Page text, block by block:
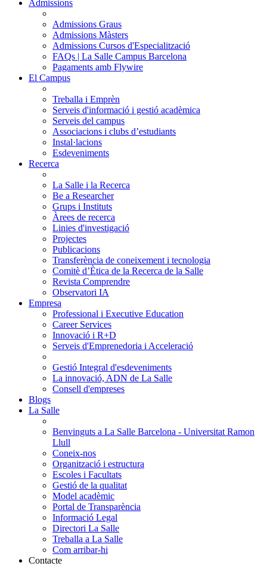
Admissions
Admissions Graus
Admissions Màsters
Admissions Cursos d'Especialització
FAQs | La Salle Campus Barcelona
Pagaments amb Flywire
El Campus
Treballa i Emprèn
Serveis d'informació i gestió acadèmica
Serveis del campus
Associacions i clubs d’estudiants
Instal·lacions
Esdeveniments
Recerca
La Salle i la Recerca
Be a Researcher
Grups i Instituts
Àrees de recerca
Linies d'investigació
Projectes
Publicacions
Transferència de coneixement i tecnologia
Comitè d’Ètica de la Recerca de la Salle
Revista Comprendre
Observatori IA
Empresa
Professional i Executive Education
Career Services
Innovació i R+D
Serveis d'Emprenedoria i Acceleració
Gestió Integral d'esdeveniments
La innovació, ADN de La Salle
Consell d'empreses
Blogs
La Salle
Benvinguts a La Salle Barcelona - Universitat Ramon
Llull
Coneix-nos
Organització i estructura
Escoles i Facultats
Gestió de la qualitat
Model acadèmic
Portal de Transparència
Informació Legal
Directori La Salle
Treballa a La Salle
Com arribar-hi
Contacte